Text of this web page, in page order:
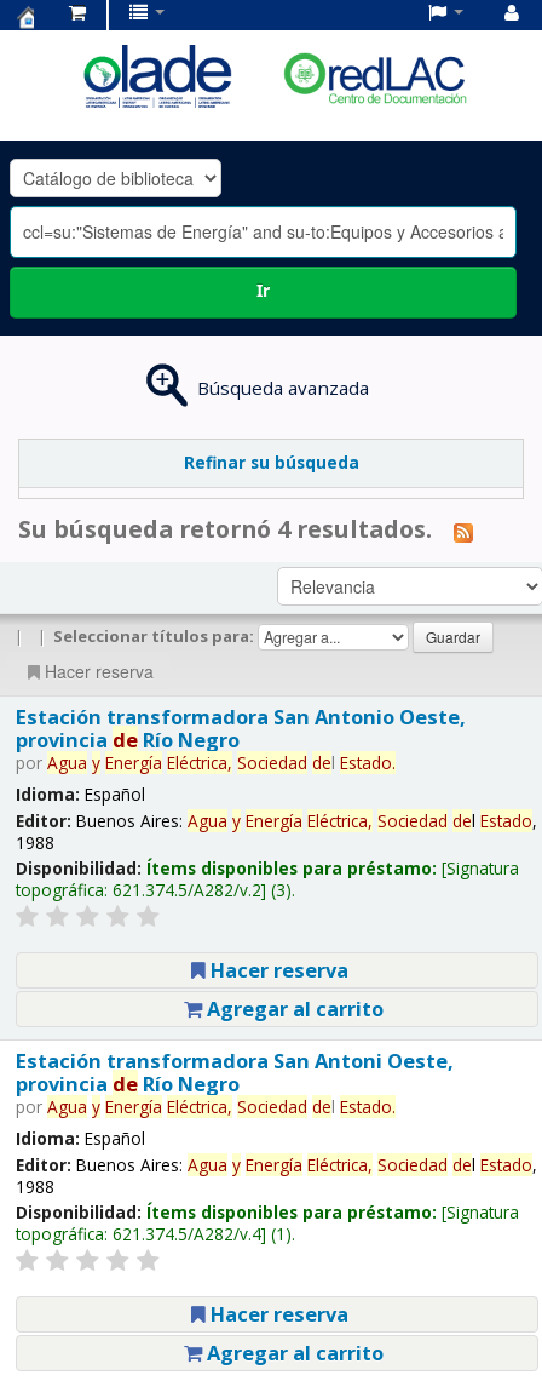
OLADE
-
Ir
Búsqueda avanzada
Refinar su búsqueda
Su búsqueda retornó 4 resultados.
| | Seleccionar títulos para:
Hacer reserva
Estación transformadora San Antonio Oeste,
provincia deRío Negro
por Agua y Energía Eléctrica, Sociedad del Estado.
Idioma: Español
Editor: Buenos Aires: Agua y Energía Eléctrica, Sociedad del Estado,
1988
Disponibilidad: Ítems disponibles para préstamo: Signatura
topográfica: 621.374.5/A282/v.2 (3).
Hacer reserva
Agregar al carrito
Estación transformadora San Antoni Oeste,
provincia deRío Negro
por Agua y Energía Eléctrica, Sociedad del Estado.
Idioma: Español
Editor: Buenos Aires: Agua y Energía Eléctrica, Sociedad del Estado,
1988
Disponibilidad: Ítems disponibles para préstamo: Signatura
topográfica: 621.374.5/A282/v.4 (1).
Hacer reserva
Agregar al carrito